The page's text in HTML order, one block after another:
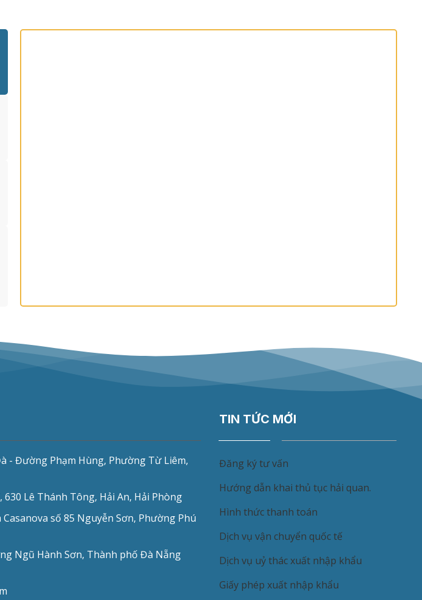
- Đường Phạm Hùng, Phường Từ Liêm,
Lê Thánh Tông, Hải An, Hải Phòng
số 85 Nguyễn Sơn, Phường Phú
Ngũ Hành Sơn, Thành phố Đà Nẵng
TIN TỨC MỚI
Đăng ký tư vấn
Hướng dẫn khai thủ tục hải quan.
Hình thức thanh toán
Dịch vụ vận chuyển quốc tế
Dịch vụ uỷ thác xuất nhập khẩu
Giấy phép xuất nhập khẩu